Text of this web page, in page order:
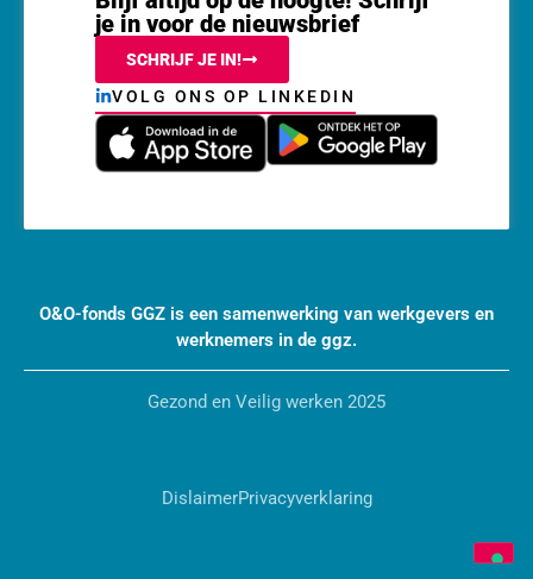
je in voor de nieuwsbrief
SCHRIJF JE IN!
VOLG ONS OP LINKEDIN
O&O-fonds GGZ is een samenwerking van werkgevers en
werknemers in de ggz.
Gezond en Veilig werken 2025
DislaimerPrivacyverklaring